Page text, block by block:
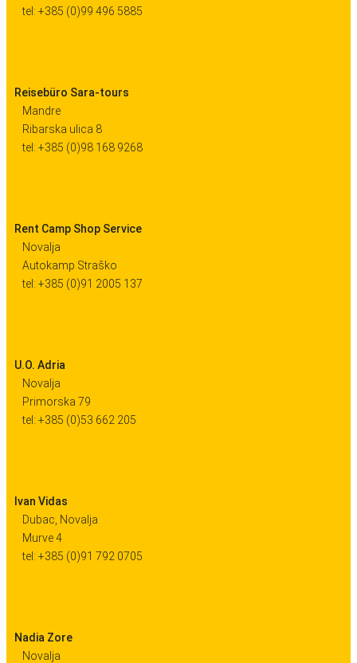
tel: +385 (0)99 496 5885
Reisebüro Sara-tours
Mandre
Ribarska ulica 8
tel: +385 (0)98 168 9268
Rent Camp Shop Service
Novalja
Autokamp Straško
tel: +385 (0)91 2005 137
U.O. Adria
Novalja
Primorska 79
tel: +385 (0)53 662 205
Ivan Vidas
Dubac, Novalja
Murve 4
tel: +385 (0)91 792 0705
Nadia Zore
Novalja